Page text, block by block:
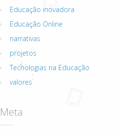
Educação inovadora
Educação Online
narrativas
projetos
Tecnologias na Educação
valores
Meta